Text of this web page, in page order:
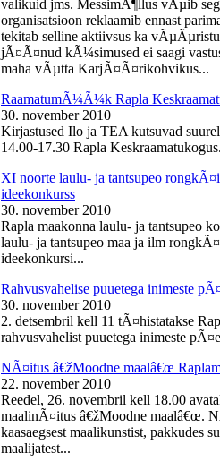
valikuid jms. MessimÃ¶llus vÃµib
organisatsioon reklaamib ennast
tekitab selline aktiivsus ka
jÃ¤Ã¤nud kÃ¼simused ei saagi
maha vÃµtta KarjÃ¤Ã¤rikohvikus...
RaamatumÃ¼Ã¼k Rapla
30. november 2010
Kirjastused Ilo ja TEA kutsuvad
14.00-17.30 Rapla
XI noorte laulu- ja tantsupeo
ideekonkurss
30. november 2010
Rapla maakonna laulu- ja tantsupeo
laulu- ja tantsupeo maa ja ilm
ideekonkursi...
Rahvusvahelise puuetega inimeste
30. november 2010
2. detsembril kell 11 tÃ¤histatakse
rahvusvahelist puuetega inimeste
NÃ¤itus â€žMoodne maalâ€œ
22. november 2010
Reedel, 26. novembril kell 18.00
maalinÃ¤itus â€žMoodne maalâ€œ.
kaasaegsest maalikunstist, pakkudes
maalijatest...